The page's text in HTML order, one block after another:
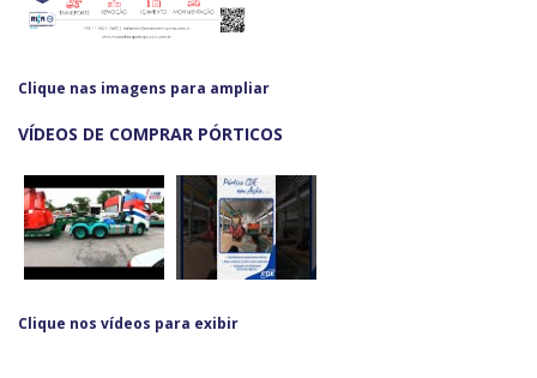
Clique nas imagens para ampliar
VÍDEOS DE COMPRAR PÓRTICOS
Clique nos vídeos para exibir